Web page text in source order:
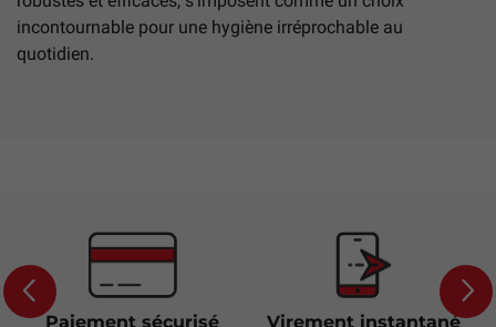
incontournable pour une hygiène irréprochable au
quotidien.
Paiement sécurisé
Virement instantané